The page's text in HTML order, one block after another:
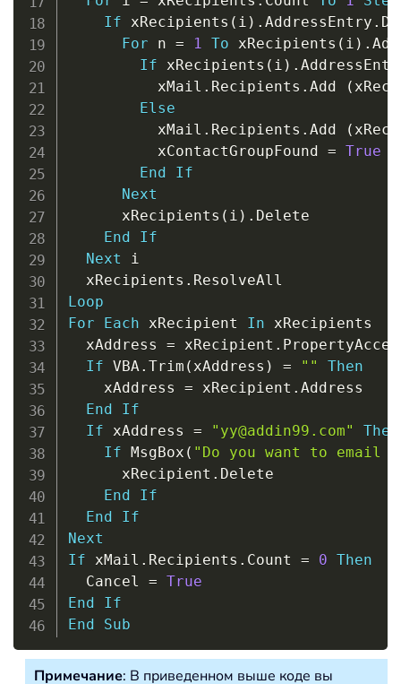
If xRecipients ( i ) . AddressEntry .
For n = 1 To xRecipients ( i ) .
If xRecipients ( i ) .
          xMail
. Recipients . Add (
Else
          xMail
. Recipients . Add (
          xContactGroupFound
= True
End
If
Next
      xRecipients
( i ) . Delete
End
If
Next i
  xRecipients
.
Loop
For
Each xRecipient In xRecipients
  xAddress
= xRecipient .
If VBA. Trim ( xAddress ) = ""
Then
    xAddress
= xRecipient . Address
End
If
If xAddress = "yy@addin99.com"
Then
If MsgBox ( "Do you want to email
      xRecipient
. Delete
End
If
End
If
Next
If xMail . Recipients . Count = 0 Then
  Cancel
= True
End
If
End
Sub
Примечание: В приведенном выше коде вы